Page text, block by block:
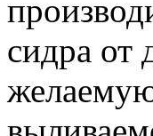
сидра от